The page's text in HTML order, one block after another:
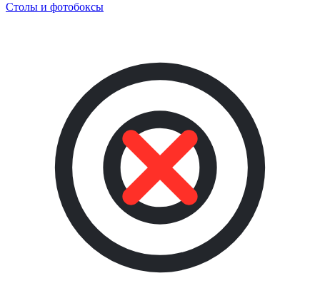
Столы и фотобоксы